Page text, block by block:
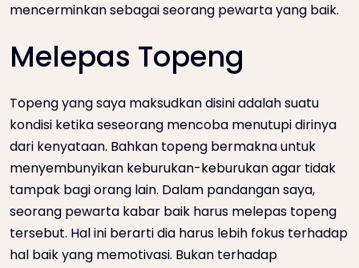
mencerminkan sebagai seorang pewarta yang baik.
Melepas Topeng
Topeng yang saya maksudkan disini adalah suatu
kondisi ketika seseorang mencoba menutupi dirinya
dari kenyataan. Bahkan topeng bermakna untuk
menyembunyikan keburukan-keburukan agar tidak
tampak bagi orang lain. Dalam pandangan saya,
seorang pewarta kabar baik harus melepas topeng
tersebut. Hal ini berarti dia harus lebih fokus terhadap
hal baik yang memotivasi. Bukan terhadap